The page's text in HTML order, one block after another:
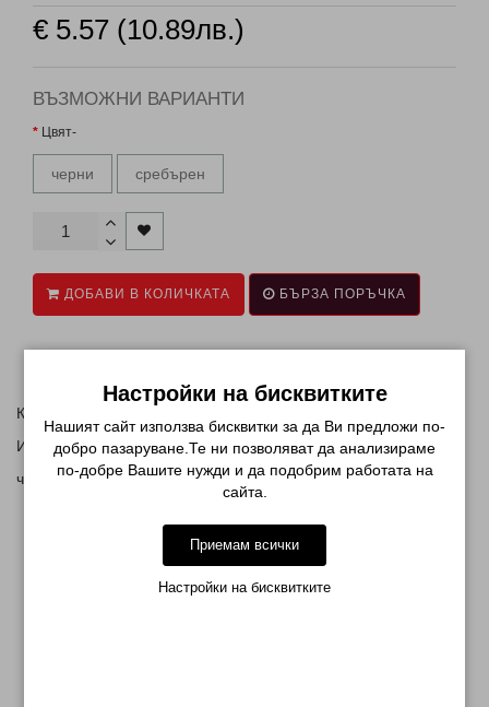
€ 5.57 (10.89лв.)
ВЪЗМОЖНИ ВАРИАНТИ
Цвят-
черни сребърен
ДОБАВИ В КОЛИЧКАТА БЪРЗА ПОРЪЧКА
Описание
Клещи за нокти PIN84
Изберете цвят
черни или сиви
МОЖЕ ДА ХАРЕСАТЕ ОЩЕ
Настройки на бисквитките
Нашият сайт използва бисквитки за да Ви предложи по-
добро пазаруване.Те ни позволяват да анализираме
по-добре Вашите нужди и да подобрим работата на
сайта.
Приемам всички
Настройки на бисквитките